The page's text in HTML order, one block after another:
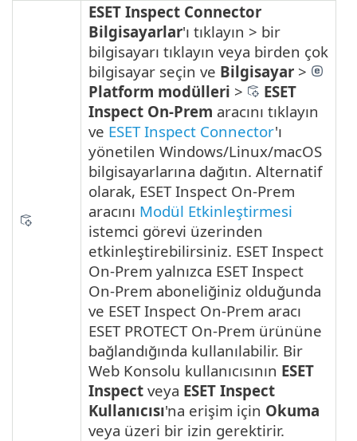
ESET Inspect Connector
Bilgisayarlar'ı tıklayın > bir
bilgisayarı tıklayın veya birden çok
bilgisayar seçin ve Bilgisayar >
Platform modülleri >
ESET
Inspect On-Prem aracını tıklayın
ve ESET Inspect Connector'ı
yönetilen Windows/Linux/macOS
bilgisayarlarına dağıtın. Alternatif
olarak, ESET Inspect On-Prem
aracını Modül Etkinleştirmesi
istemci görevi üzerinden
etkinleştirebilirsiniz. ESET Inspect
On-Prem yalnızca ESET Inspect
On-Prem aboneliğiniz olduğunda
ve ESET Inspect On-Prem aracı
ESET PROTECT On-Prem ürününe
bağlandığında kullanılabilir. Bir
Web Konsolu kullanıcısının ESET
Inspect veya ESET Inspect
Kullanıcısı'na erişim için Okuma
veya üzeri bir izin gerektirir.